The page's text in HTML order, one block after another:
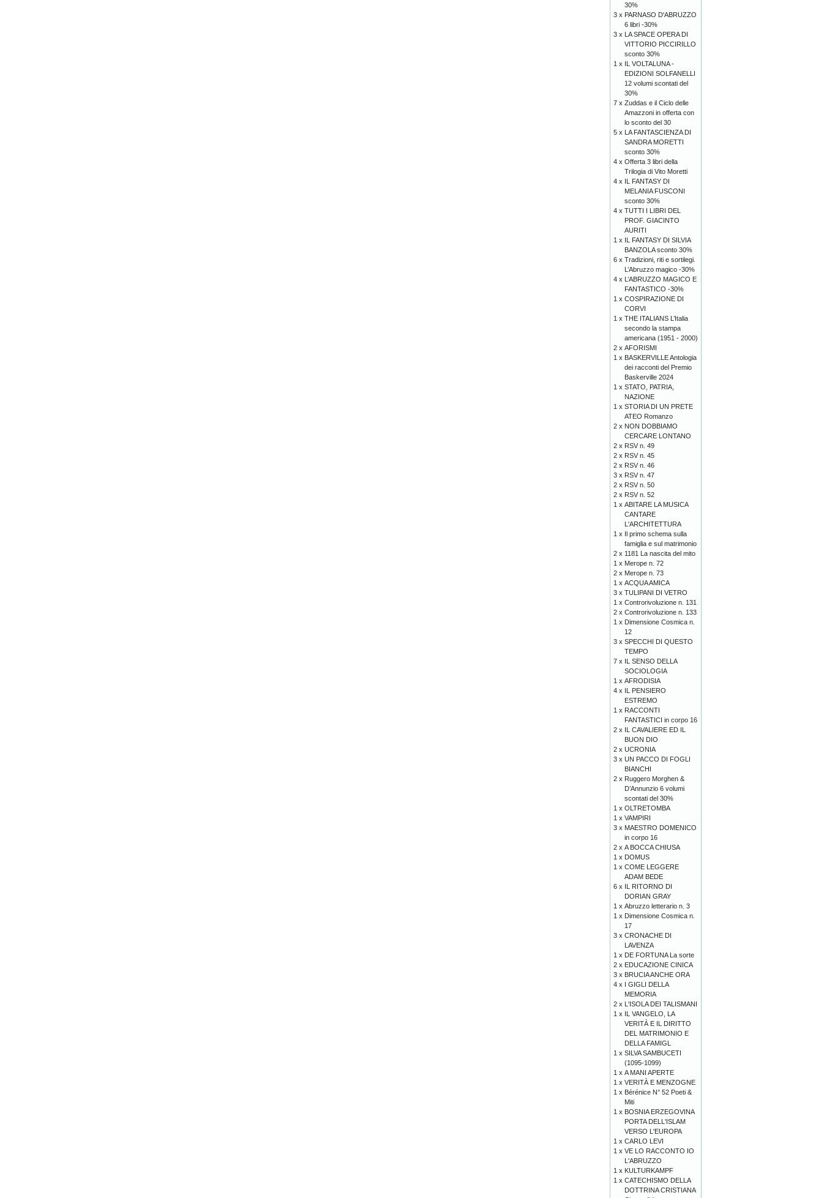
30%
3 x PARNASO D'ABRUZZO
6 libri -30%
3 x LA SPACE OPERA DI
VITTORIO PICCIRILLO
sconto 30%
1 x IL VOLTALUNA -
EDIZIONI SOLFANELLI
12 volumi scontati del
30%
7 x Zuddas e il Ciclo delle
Amazzoni in offerta con
lo sconto del 30
5 x LA FANTASCIENZA DI
SANDRA MORETTI
sconto 30%
4 x Offerta 3 libri della
Trilogia di Vito Moretti
4 x IL FANTASY DI
MELANIA FUSCONI
sconto 30%
4 x TUTTI I LIBRI DEL
PROF. GIACINTO
AURITI
1 x IL FANTASY DI SILVIA
BANZOLA sconto 30%
6 x Tradizioni, riti e sortilegi.
L’Abruzzo magico -30%
4 x L’ABRUZZO MAGICO E
FANTASTICO -30%
1 x COSPIRAZIONE DI
CORVI
1 x THE ITALIANS L’Italia
secondo la stampa
americana (1951 - 2000)
2 x AFORISMI
1 x BASKERVILLE Antologia
dei racconti del Premio
Baskerville 2024
1 x STATO, PATRIA,
NAZIONE
1 x STORIA DI UN PRETE
ATEO Romanzo
2 x NON DOBBIAMO
CERCARE LONTANO
2 x RSV n. 49
2 x RSV n. 45
2 x RSV n. 46
3 x RSV n. 47
2 x RSV n. 50
2 x RSV n. 52
1 x ABITARE LA MUSICA
CANTARE
L'ARCHITETTURA
1 x Il primo schema sulla
famiglia e sul matrimonio
2 x 1181 La nascita del mito
1 x Merope n. 72
2 x Merope n. 73
1 x ACQUA AMICA
3 x TULIPANI DI VETRO
1 x Controrivoluzione n. 131
2 x Controrivoluzione n. 133
1 x Dimensione Cosmica n.
12
3 x SPECCHI DI QUESTO
TEMPO
7 x IL SENSO DELLA
SOCIOLOGIA
1 x AFRODISIA
4 x IL PENSIERO
ESTREMO
1 x RACCONTI
FANTASTICI in corpo 16
2 x IL CAVALIERE ED IL
BUON DIO
2 x UCRONIA
3 x UN PACCO DI FOGLI
BIANCHI
2 x Ruggero Morghen &
D’Annunzio 6 volumi
scontati del 30%
1 x OLTRETOMBA
1 x VAMPIRI
3 x MAESTRO DOMENICO
in corpo 16
2 x A BOCCA CHIUSA
1 x DOMUS
1 x COME LEGGERE
ADAM BEDE
6 x IL RITORNO DI
DORIAN GRAY
1 x Abruzzo letterario n. 3
1 x Dimensione Cosmica n.
17
3 x CRONACHE DI
LAVENZA
1 x DE FORTUNA La sorte
2 x EDUCAZIONE CINICA
3 x BRUCIA ANCHE ORA
4 x I GIGLI DELLA
MEMORIA
2 x L'ISOLA DEI TALISMANI
1 x IL VANGELO, LA
VERITÀ E IL DIRITTO
DEL MATRIMONIO E
DELLA FAMIGL
1 x SILVA SAMBUCETI
(1095-1099)
1 x A MANI APERTE
1 x VERITÀ E MENZOGNE
1 x Bérénice N° 52 Poeti &
Miti
1 x BOSNIA ERZEGOVINA
PORTA DELL'ISLAM
VERSO L'EUROPA
1 x CARLO LEVI
1 x VE LO RACCONTO IO
L'ABRUZZO
1 x KULTURKAMPF
1 x CATECHISMO DELLA
DOTTRINA CRISTIANA